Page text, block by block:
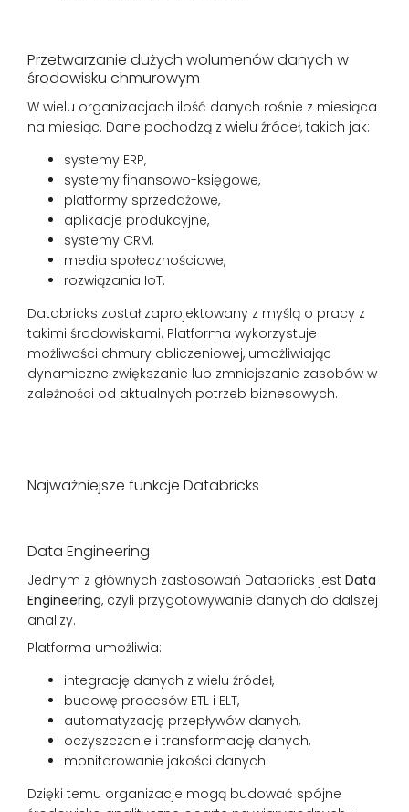
Przetwarzanie dużych wolumenów danych w
środowisku chmurowym
W wielu organizacjach ilość danych rośnie z miesiąca
na miesiąc. Dane pochodzą z wielu źródeł, takich jak:
systemy ERP,
systemy finansowo-księgowe,
platformy sprzedażowe,
aplikacje produkcyjne,
systemy CRM,
media społecznościowe,
rozwiązania IoT.
Databricks został zaprojektowany z myślą o pracy z
takimi środowiskami. Platforma wykorzystuje
możliwości chmury obliczeniowej, umożliwiając
dynamiczne zwiększanie lub zmniejszanie zasobów w
zależności od aktualnych potrzeb biznesowych.
Najważniejsze funkcje Databricks
Data Engineering
Jednym z głównych zastosowań Databricks jest Data
Engineering, czyli przygotowywanie danych do dalszej
analizy.
Platforma umożliwia:
integrację danych z wielu źródeł,
budowę procesów ETL i ELT,
automatyzację przepływów danych,
oczyszczanie i transformację danych,
monitorowanie jakości danych.
Dzięki temu organizacje mogą budować spójne